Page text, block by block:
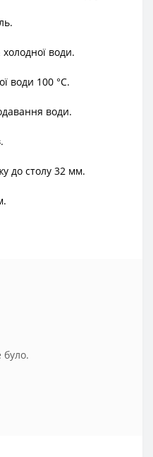
води.
води 100 °С.
води.
до столу 32 мм.
було.